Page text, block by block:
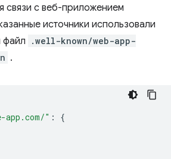
связи с веб-приложением
источники использовали
файл
.well-known/web-app-
.
" :
{